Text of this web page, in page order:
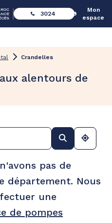
3024
Mon
espace
Crandelles
alentours de
pas de
département. Nous
une
de pompes